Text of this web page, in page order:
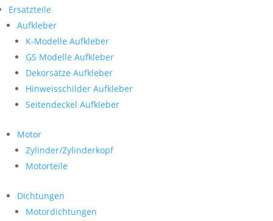
Ersatzteile
Aufkleber
K-Modelle Aufkleber
GS Modelle Aufkleber
Dekorsätze Aufkleber
Hinweisschilder Aufkleber
Seitendeckel Aufkleber
Motor
Zylinder/Zylinderkopf
Motorteile
Dichtungen
Motordichtungen